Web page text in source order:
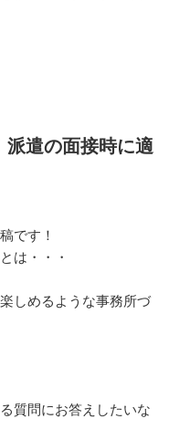
派遣の面接時に適
です！
は・・・
しめるような事務所づ
質問にお答えしたいな